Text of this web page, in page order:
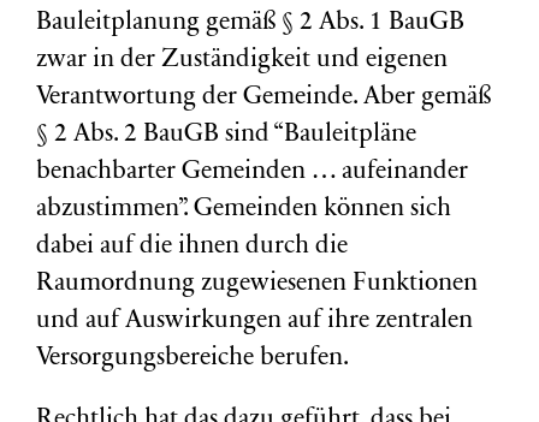
Bauleitplanung gemäß § 2 Abs. 1 BauGB
zwar in der Zuständigkeit und eigenen
Verantwortung der Gemeinde. Aber gemäß
§ 2 Abs. 2 BauGB sind “Bauleitpläne
benachbarter Gemeinden … aufeinander
abzustimmen”. Gemeinden können sich
dabei auf die ihnen durch die
Raumordnung zugewiesenen Funktionen
und auf Auswirkungen auf ihre zentralen
Versorgungsbereiche berufen.